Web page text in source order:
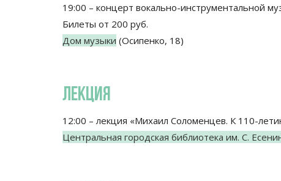
19:00 – концерт вокально-инструментальной
Билеты от 200 руб.
Дом музыки (Осипенко, 18)
ЛЕКЦИЯ
12:00 – лекция «Михаил Соломенцев. К 110-
Центральная городская библиотека им. С.